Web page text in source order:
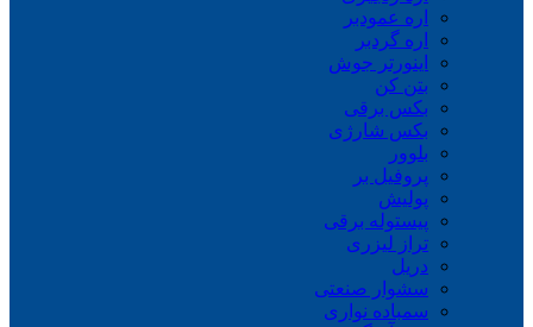
اره عمودبر
اره گردبر
اینورتر جوش
بتن کن
بکس برقی
بکس شارژی
بلوور
پروفیل بر
پولیش
پیستوله برقی
تراز لیزری
دریل
سشوار صنعتی
سمباده نواری